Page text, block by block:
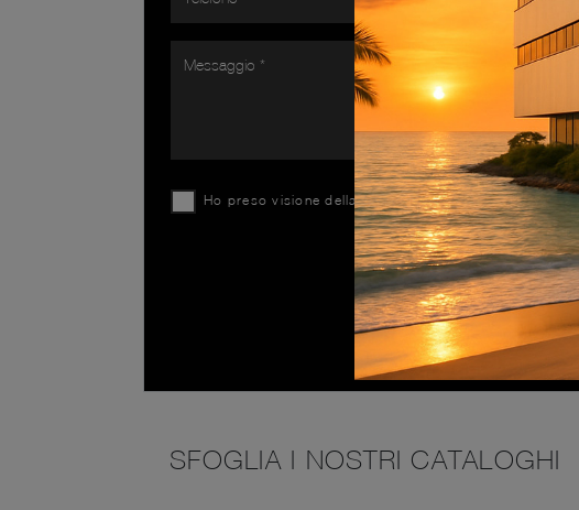
Ho preso visione dellaPrivacy Policy
SFOGLIA I NOSTRI CATALOGHI